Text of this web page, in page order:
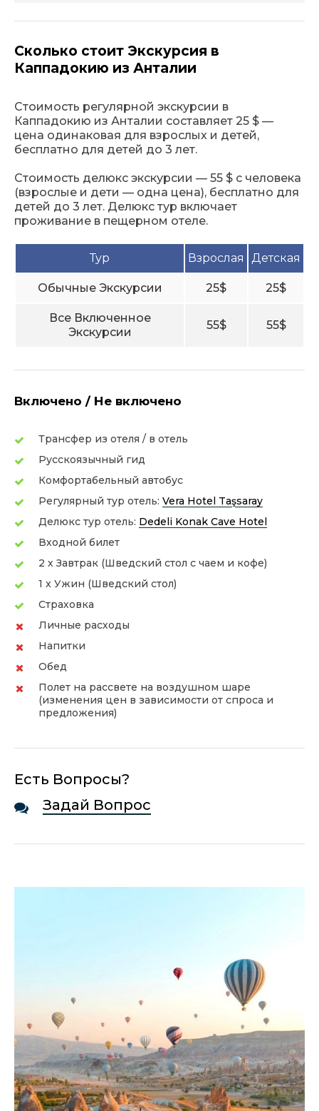
Сколько стоит Экскурсия в
Каппадокию из Анталии
Стоимость регулярной экскурсии в
Каппадокию из Анталии составляет 25 $ —
цена одинаковая для взрослых и детей,
бесплатно для детей до 3 лет.
Стоимость делюкс экскурсии — 55 $ с человека
(взрослые и дети — одна цена), бесплатно для
детей до 3 лет. Делюкс тур включает
проживание в пещерном отеле.
Тур Взрослая Детская
Обычные Экскурсии 25$ 25$
Все Включенное
Экскурсии
55$ 55$
Включено / Не включено
Трансфер из отеля / в отель
Русскоязычный гид
Комфортабельный автобус
Регулярный тур отель: Vera Hotel Taşsaray
Делюкс тур отель: Dedeli Konak Cave Hotel
Входной билет
2 х Завтрак (Шведский стол с чаем и кофе)
1 x Ужин (Шведский стол)
Страховка
Личные расходы
Напитки
Обед
Полет на рассвете на воздушном шаре
(изменения цен в зависимости от спроса и
предложения)
Есть Вопросы?
Задай Вопрос